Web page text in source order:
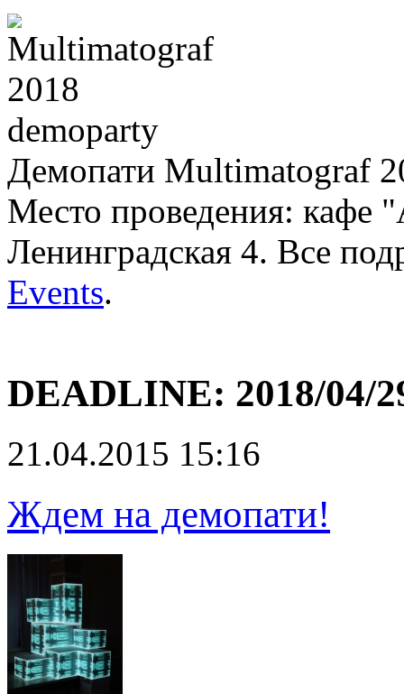
Демопати Multimatograf
Место проведения: кафе
Ленинградская 4. Все
Events.
DEADLINE: 2018/04/
21.04.2015 15:16
Ждем на демопати!